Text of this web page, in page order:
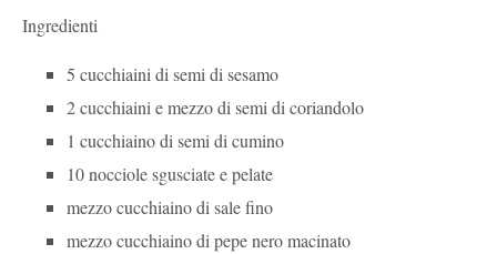
Ingredienti
5 cucchiaini di semi di sesamo
2 cucchiaini e mezzo di semi di coriandolo
1 cucchiaino di semi di cumino
10 nocciole sgusciate e pelate
mezzo cucchiaino di sale fino
mezzo cucchiaino di pepe nero macinato